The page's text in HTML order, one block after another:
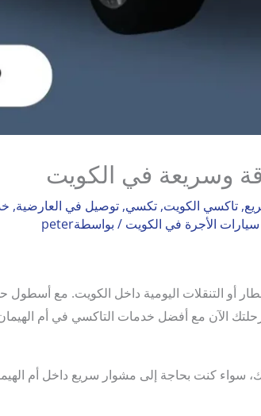
وسريعة في الكويت
, تاكسي الكويت, تكسي, توصيل في العارضية,
سيارات الأجرة في الكويت / بواسطةpeter
يقدم لك خدمات نقل مريحة وآمنة 24/7، سواء للمطار أو التنقلات اليومية
سواء كنت بحاجة إلى مشوار سريع داخل أم